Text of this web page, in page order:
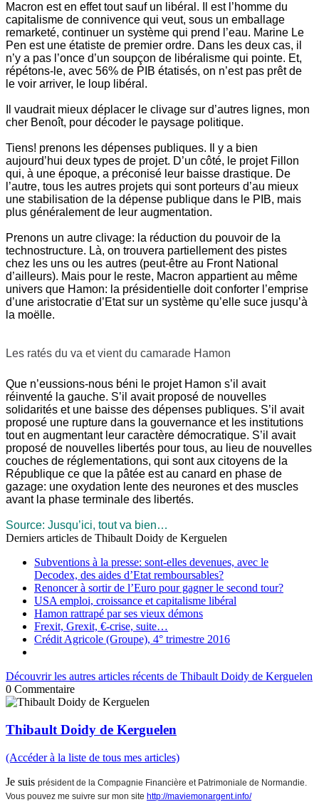
Macron est en effet tout sauf un libéral. Il est l’homme du
capitalisme de connivence qui veut, sous un emballage
remarketé, continuer un système qui prend l’eau. Marine Le
Pen est une étatiste de premier ordre. Dans les deux cas, il
n’y a pas l’once d’un soupçon de libéralisme qui pointe. Et,
répétons-le, avec 56% de PIB étatisés, on n’est pas prêt de
le voir arriver, le loup libéral.
Il vaudrait mieux déplacer le clivage sur d’autres lignes, mon
cher Benoît, pour décoder le paysage politique.
Tiens! prenons les dépenses publiques. Il y a bien
aujourd’hui deux types de projet. D’un côté, le projet Fillon
qui, à une époque, a préconisé leur baisse drastique. De
l’autre, tous les autres projets qui sont porteurs d’au mieux
une stabilisation de la dépense publique dans le PIB, mais
plus généralement de leur augmentation.
Prenons un autre clivage: la réduction du pouvoir de la
technostructure. Là, on trouvera partiellement des pistes
chez les uns ou les autres (peut-être au Front National
d’ailleurs). Mais pour le reste, Macron appartient au même
univers que Hamon: la présidentielle doit conforter l’emprise
d’une aristocratie d’Etat sur un système qu’elle suce jusqu’à
la moëlle.
Les ratés du va et vient du camarade Hamon
Que n’eussions-nous béni le projet Hamon s’il avait
réinventé la gauche. S’il avait proposé de nouvelles
solidarités et une baisse des dépenses publiques. S’il avait
proposé une rupture dans la gouvernance et les institutions
tout en augmentant leur caractère démocratique. S’il avait
proposé de nouvelles libertés pour tous, au lieu de nouvelles
couches de réglementations, qui sont aux citoyens de la
République ce que la pâtée est au canard en phase de
gazage: une oxydation lente des neurones et des muscles
avant la phase terminale des libertés.
Source: Jusqu’ici, tout va bien…
Derniers articles de Thibault Doidy de Kerguelen
Subventions à la presse: sont-elles devenues, avec le
Decodex, des aides d’Etat remboursables?
Renoncer à sortir de l’Euro pour gagner le second tour?
USA emploi, croissance et capitalisme libéral
Hamon rattrapé par ses vieux démons
Frexit, Grexit, €-crise, suite…
Crédit Agricole (Groupe), 4° trimestre 2016
Découvrir les autres articles récents de Thibault Doidy de Kerguelen
0 Commentaire
Thibault Doidy de Kerguelen
(Accéder à la liste de tous mes articles)
Je suis président de la Compagnie Financière et Patrimoniale de Normandie.
Vous pouvez me suivre sur mon site http://maviemonargent.info/